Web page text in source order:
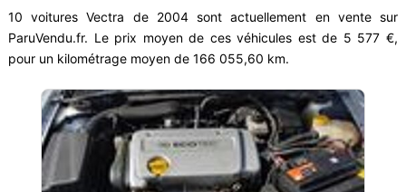
10 voitures Vectra de 2004 sont actuellement en vente sur
ParuVendu.fr. Le prix moyen de ces véhicules est de 5 577 €,
pour un kilométrage moyen de 166 055,60 km.